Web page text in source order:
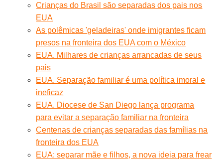
Crianças do Brasil são separadas dos pais nos
EUA
As polêmicas 'geladeiras' onde imigrantes ficam
presos na fronteira dos EUA com o México
EUA. Milhares de crianças arrancadas de seus
pais
EUA. Separação familiar é uma política imoral e
ineficaz
EUA. Diocese de San Diego lança programa
para evitar a separação familiar na fronteira
Centenas de crianças separadas das famílias na
fronteira dos EUA
EUA: separar mãe e filhos, a nova ideia para frear